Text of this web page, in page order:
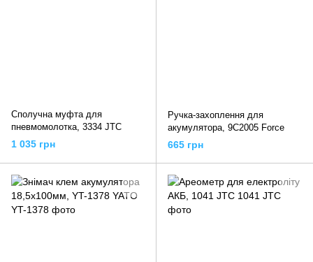
Сполучна муфта для
пневмомолотка, 3334 JTC
1 035 грн
Ручка-захоплення для
акумулятора, 9C2005 Force
665 грн